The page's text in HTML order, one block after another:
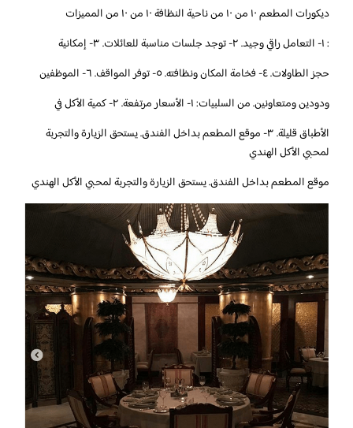
ديكورات المطعم ١٠ من ١٠ من ناحية النظافة ١٠ من ١٠ من المميزات
: ١- التعامل راقي وجيد. ٢- توجد جلسات مناسبة للعائلات. ٣- إمكانية
حجز الطاولات. ٤- فخامة المكان ونظافته. ٥- توفر المواقف. ٦- الموظفين
ودودين ومتعاونين. من السلبيات: ١- الأسعار مرتفعة. ٢- كمية الأكل في
الأطباق قليلة. ٣- موقع المطعم بداخل الفندق. يستحق الزيارة والتجربة
لمحبي الأكل الهندي
موقع المطعم بداخل الفندق. يستحق الزيارة والتجربة لمحبي الأكل الهندي